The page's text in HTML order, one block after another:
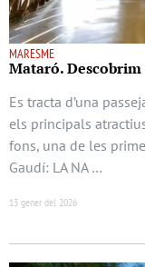
MARESME
Mataró. Descobrim
Es tracta d’una
els principals
fons, una de les
Gaudí: LA NA …
13 gener del 2026